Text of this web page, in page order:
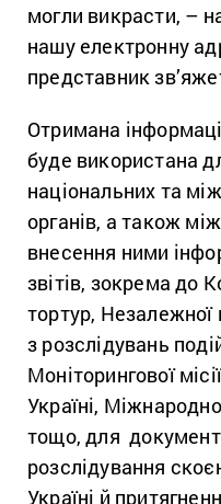
могли викрасти, –
нашу електронну
представник
Отримана
буде використана
національних та
органів, а також
внесення ними
звітів, зокрема до
тортур, Незалежної
з розслідувань
Моніторингової
Україні,
тощо, для
розслідування
Україні й